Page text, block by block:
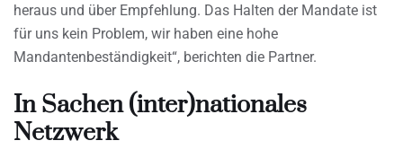
heraus und über Empfehlung. Das Halten der Mandate ist
für uns kein Problem, wir haben eine hohe
Mandantenbeständigkeit“, berichten die Partner.
In Sachen (inter)nationales
Netzwerk